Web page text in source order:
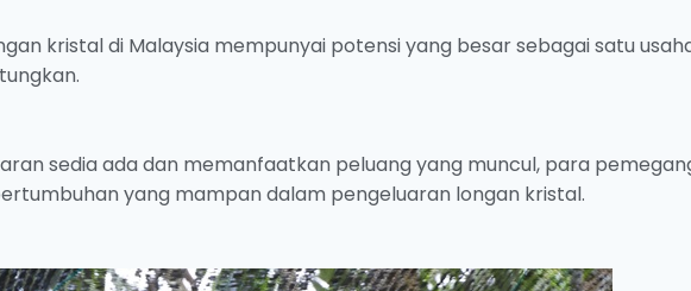
kristal di Malaysia mempunyai potensi yang besar sebagai satu
sedia ada dan memanfaatkan peluang yang muncul, para
yang mampan dalam pengeluaran longan kristal.